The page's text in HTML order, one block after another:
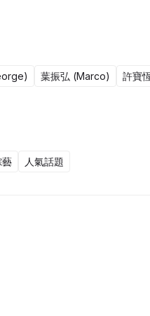
葉振弘 (Marco) 許寶
藝 人氣話題